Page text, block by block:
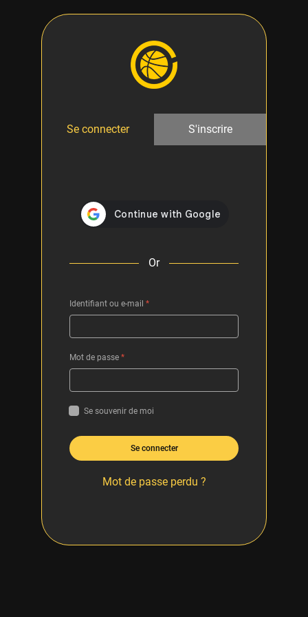
Se connecter S'inscrire
Or
Identifiant ou e-mail *
Mot de passe *
Se souvenir de moi
Se connecter
Mot de passe perdu ?